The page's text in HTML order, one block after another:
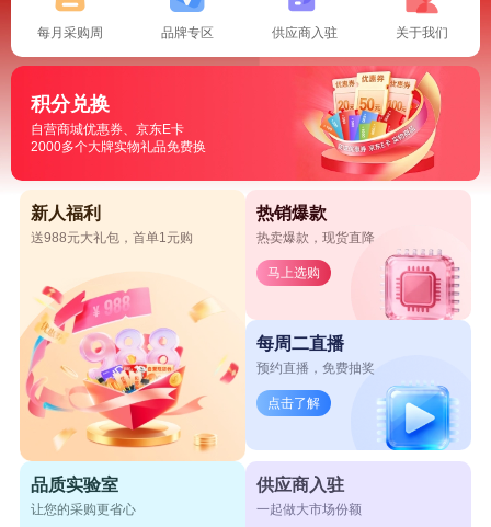
每月采购周 品牌专区 供应商入驻 关于我们
积分兑换
自营商城优惠券、京东E卡
2000多个大牌实物礼品免费换
新人福利
送988元大礼包，首单1元购
热销爆款
热卖爆款，现货直降
马上选购
每周二直播
预约直播，免费抽奖
点击了解
品质实验室
让您的采购更省心
供应商入驻
一起做大市场份额